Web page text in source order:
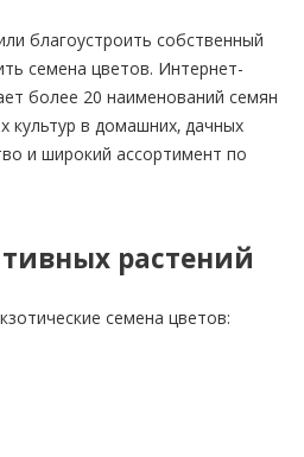
благоустроить собственный
семена цветов. Интернет-
более 20 наименований семян
культур в домашних, дачных
и широкий ассортимент по
растений
семена цветов: